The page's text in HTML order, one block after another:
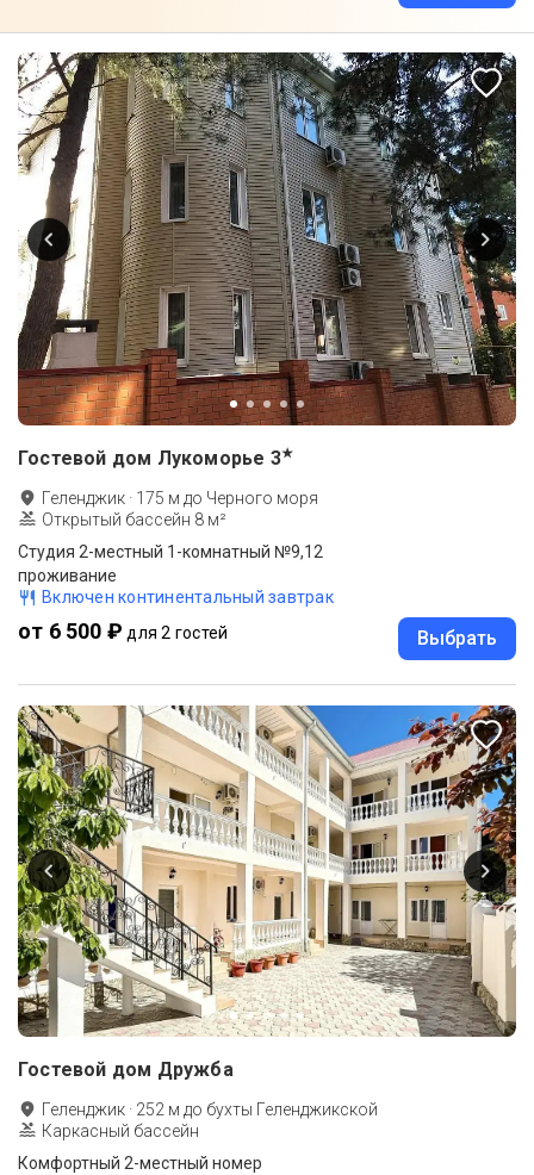
Гостевой дом Лукоморье 3★
Геленджик · 175 м до Черного моря
Открытый бассейн 8 м²
Студия 2-местный 1-комнатный №9,12
проживание
Включен континентальный завтрак
от 6 500 ₽ для 2 гостей Выбрать
Гостевой дом Дружба
Геленджик · 252 м до бухты Геленджикской
Каркасный бассейн
Комфортный 2-местный номер